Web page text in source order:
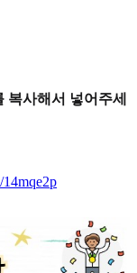
사해서 넣어주세